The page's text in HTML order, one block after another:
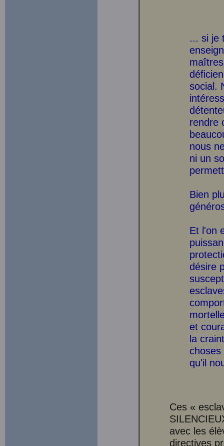
... si je
social.
rendre
nous
ni un
Bien
Et l'on
désire
et
la
qu'il
Ces «
avec les
directives